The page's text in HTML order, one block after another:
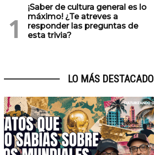
¡Saber de cultura general es lo
máximo! ¿Te atreves a
responder las preguntas de
esta trivia?
LO MÁS DESTACADO